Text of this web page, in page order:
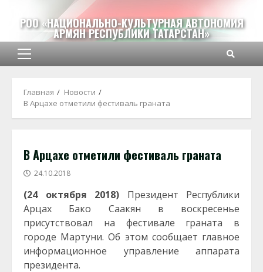
содержимому
РОО «НАЦИОНАЛЬНО-КУЛЬТУРНАЯ АВТОНОМИЯ
АРМЯН РЕСПУБЛИКИ ТАТАРСТАН»
Основное
Главная
Новости
В Арцахе отметили фестиваль граната
В Арцахе отметили фестиваль граната
24.10.2018
(24 октября 2018) Президент Республики
Арцах Бако Саакян в воскресенье
присутствовал на фестивале граната в
городе Мартуни. Об этом сообщает главное
информационное управление аппарата
президента.